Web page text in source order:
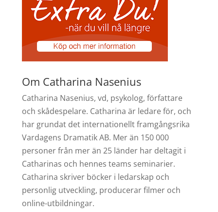
Om Catharina Nasenius
Catharina Nasenius, vd, psykolog, författare
och skådespelare. Catharina är ledare för, och
har grundat det internationellt framgångsrika
Vardagens Dramatik AB. Mer än 150 000
personer från mer än 25 länder har deltagit i
Catharinas och hennes teams seminarier.
Catharina skriver böcker i ledarskap och
personlig utveckling, producerar filmer och
online-utbildningar.